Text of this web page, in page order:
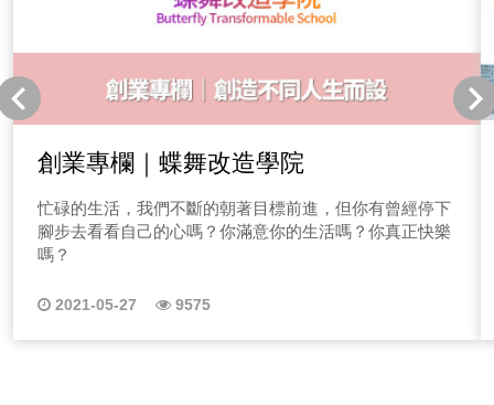
創業專欄｜蝶舞改造學院
忙碌的生活，我們不斷的朝著目標前進，但你有曾經停下
腳步去看看自己的心嗎？你滿意你的生活嗎？你真正快樂
嗎？
2021-05-27 9575